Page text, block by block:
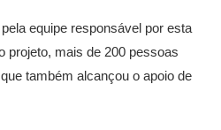
equipe responsável por esta
projeto, mais de 200 pessoas
também alcançou o apoio de